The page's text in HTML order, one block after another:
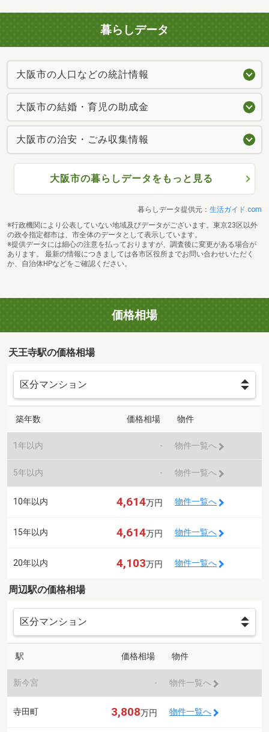
暮らしデータ
大阪市の人口などの統計情報
大阪市の結婚・育児の助成金
大阪市の治安・ごみ収集情報
大阪市の暮らしデータをもっと見る
暮らしデータ提供元： 生活ガイド.com
※行政機関により公表していない地域及びデータがございます。東京23区以外
の政令指定都市は、市全体のデータとして表示しています。
※提供データには細心の注意を払っておりますが、調査後に変更がある場合が
あります。 最新の情報につきましては各市区役所までお問い合わせいただく
か、自治体HPなどをご確認ください。
価格相場
天王寺駅の価格相場
築年数 価格相場 物件
1年以内 - 物件一覧へ
5年以内 - 物件一覧へ
10年以内 4,614万円 物件一覧へ
15年以内 4,614万円 物件一覧へ
20年以内 4,103万円 物件一覧へ
周辺駅の価格相場
駅 価格相場 物件
新今宮 - 物件一覧へ
寺田町 3,808万円 物件一覧へ